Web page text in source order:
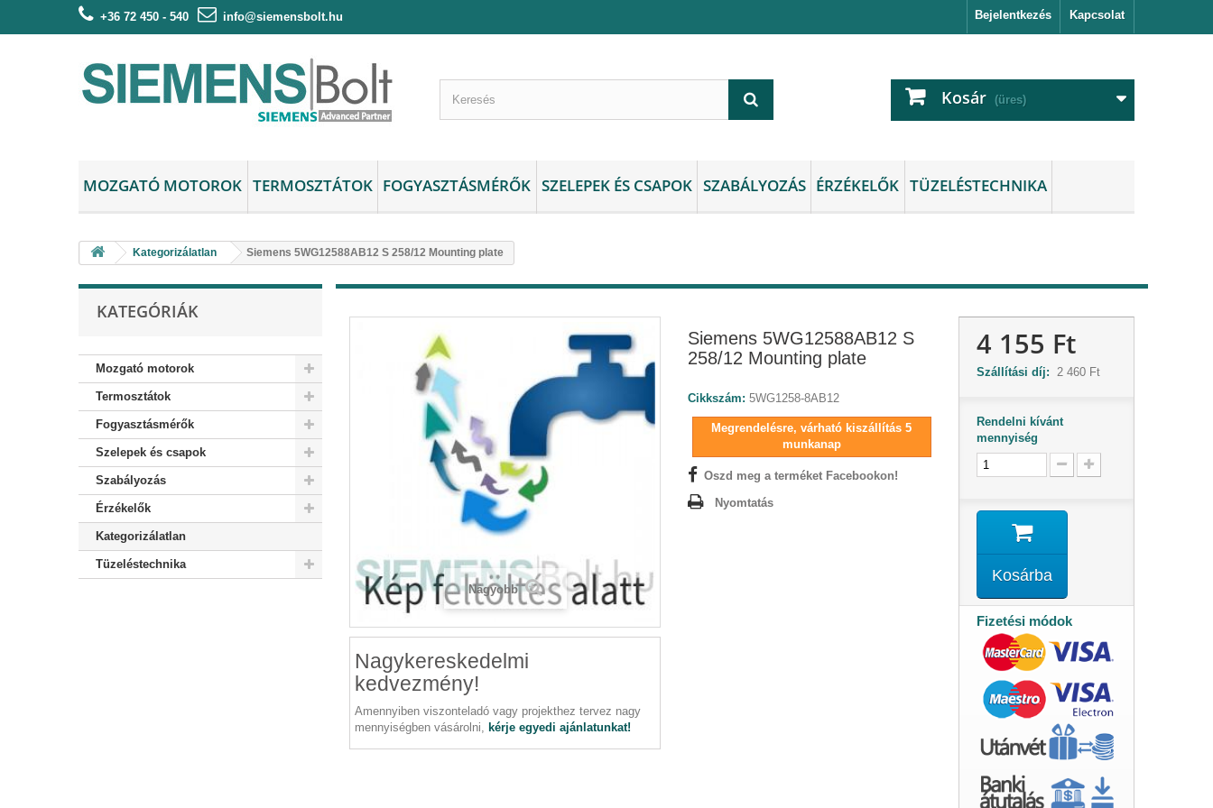
Kapcsolat
+36 72 450 - 540 info@siemensbolt.hu Bejelentkezés
Kosár (üres)
MOZGATÓ MOTOROK TERMOSZTÁTOK FOGYASZTÁSMÉRŐK SZELEPEK ÉS CSAPOK SZABÁLYOZÁS ÉRZÉKELŐK TÜZELÉSTECHNIKA
Kategorizálatlan Siemens 5WG12588AB12 S 258/12 Mounting plate
KATEGÓRIÁK
Mozgató motorok
Termosztátok
Fogyasztásmérők
Szelepek és csapok
Szabályozás
Érzékelők
Kategorizálatlan
Tüzeléstechnika
Nagyobb
Nagykereskedelmi
kedvezmény!
Amennyiben viszonteladó vagy projekthez tervez nagy
mennyiségben vásárolni, kérje egyedi ajánlatunkat!
Siemens 5WG12588AB12 S
258/12 Mounting plate
Cikkszám: 5WG1258-8AB12
Megrendelésre, várható kiszállítás 5
munkanap
Oszd meg a terméket Facebookon!
Nyomtatás
4 155 Ft
Szállítási díj: 2 460 Ft
Rendelni kívánt
mennyiség
Kosárba
Fizetési módok